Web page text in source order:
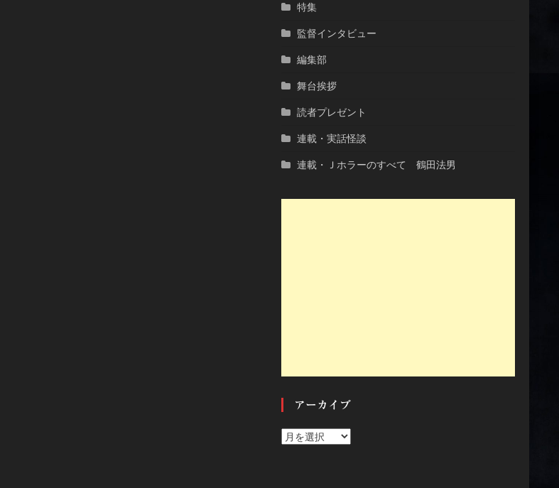
特集
監督インタビュー
編集部
舞台挨拶
読者プレゼント
連載・実話怪談
連載・Ｊホラーのすべて 鶴田法男
アーカイブ
ア